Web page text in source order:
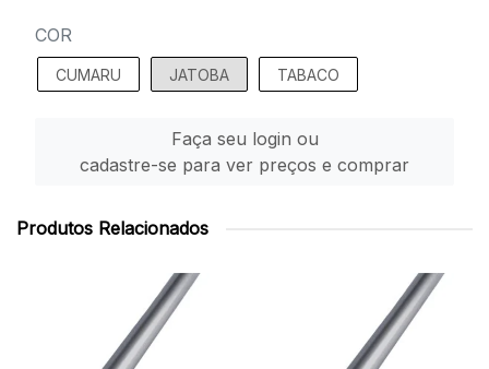
COR
CUMARU JATOBA TABACO
Faça seu login ou
cadastre-se para ver preços e comprar
Produtos Relacionados